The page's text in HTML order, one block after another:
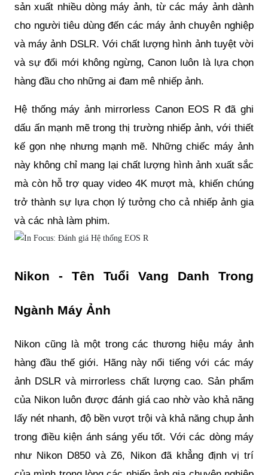
sản xuất nhiều dòng máy ảnh, từ các máy ảnh dành
cho người tiêu dùng đến các máy ảnh chuyên nghiệp
và máy ảnh DSLR. Với chất lượng hình ảnh tuyệt vời
và sự đổi mới không ngừng, Canon luôn là lựa chọn
hàng đầu cho những ai đam mê nhiếp ảnh.
Hệ thống máy ảnh mirrorless Canon EOS R đã ghi
dấu ấn mạnh mẽ trong thị trường nhiếp ảnh, với thiết
kế gọn nhẹ nhưng mạnh mẽ. Những chiếc máy ảnh
này không chỉ mang lại chất lượng hình ảnh xuất sắc
mà còn hỗ trợ quay video 4K mượt mà, khiến chúng
trở thành sự lựa chọn lý tưởng cho cả nhiếp ảnh gia
và các nhà làm phim.
Nikon - Tên Tuổi Vang Danh Trong
Ngành Máy Ảnh
Nikon cũng là một trong các thương hiệu máy ảnh
hàng đầu thế giới. Hãng này nổi tiếng với các máy
ảnh DSLR và mirrorless chất lượng cao. Sản phẩm
của Nikon luôn được đánh giá cao nhờ vào khả năng
lấy nét nhanh, độ bền vượt trội và khả năng chụp ảnh
trong điều kiện ánh sáng yếu tốt. Với các dòng máy
như Nikon D850 và Z6, Nikon đã khẳng định vị trí